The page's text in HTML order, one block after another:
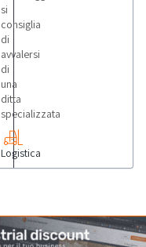
si
consiglia
di
avvalersi
di
una
ditta
specializzata
Logistica